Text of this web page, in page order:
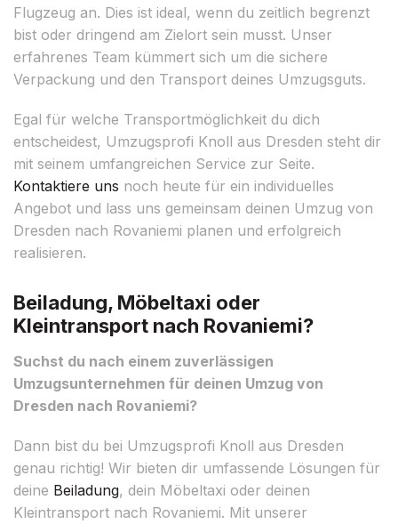
Flugzeug an. Dies ist ideal, wenn du zeitlich begrenzt
bist oder dringend am Zielort sein musst. Unser
erfahrenes Team kümmert sich um die sichere
Verpackung und den Transport deines Umzugsguts.
Egal für welche Transportmöglichkeit du dich
entscheidest, Umzugsprofi Knoll aus Dresden steht dir
mit seinem umfangreichen Service zur Seite.
Kontaktiere uns noch heute für ein individuelles
Angebot und lass uns gemeinsam deinen Umzug von
Dresden nach Rovaniemi planen und erfolgreich
realisieren.
Beiladung, Möbeltaxi oder
Kleintransport nach Rovaniemi?
Suchst du nach einem zuverlässigen
Umzugsunternehmen für deinen Umzug von
Dresden nach Rovaniemi?
Dann bist du bei Umzugsprofi Knoll aus Dresden
genau richtig! Wir bieten dir umfassende Lösungen für
deine Beiladung, dein Möbeltaxi oder deinen
Kleintransport nach Rovaniemi. Mit unserer